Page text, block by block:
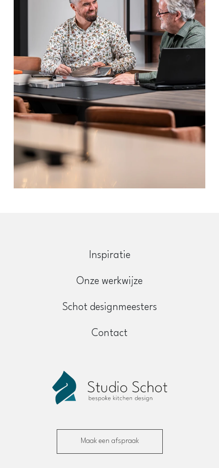
Inspiratie
Onze werkwijze
Schot designmeesters
Contact
Maak een afspraak